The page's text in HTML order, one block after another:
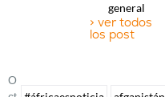
general
> ver todos
los post
O